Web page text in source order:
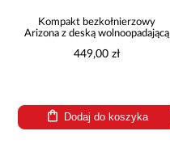
Kompakt bezkołnierzowy
Arizona z deską wolnoopadającą
449,00 zł
Dodaj do koszyka